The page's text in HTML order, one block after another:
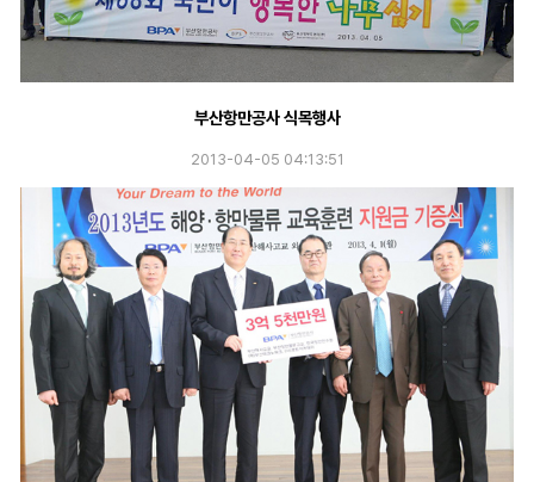
부산항만공사 식목행사
2013-04-05 04:13:51